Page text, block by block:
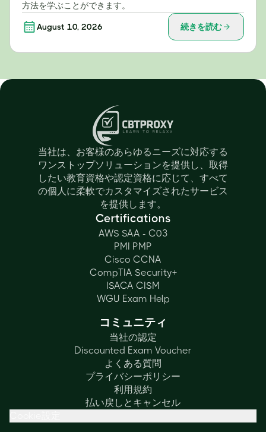
方法を学ぶことができます。
August 10, 2026 続きを読む
当社は、お客様のあらゆるニーズに対応する
ワンストップソリューションを提供し、取得
したい教育資格や認定資格に応じて、すべて
の個人に柔軟でカスタマイズされたサービス
を提供します。
Certifications
AWS SAA - C03
PMI PMP
Cisco CCNA
CompTIA Security+
ISACA CISM
WGU Exam Help
コミュニティ
当社の認定
Discounted Exam Voucher
よくある質問
プライバシーポリシー
利用規約
払い戻しとキャンセル